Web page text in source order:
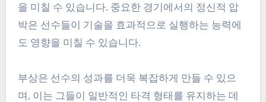
을 미칠 수 있습니다. 중요한 경기에서의 정신적 압
박은 선수들이 기술을 효과적으로 실행하는 능력에
도 영향을 미칠 수 있습니다.
부상은 선수의 성과를 더욱 복잡하게 만들 수 있으
며, 이는 그들이 일반적인 타격 형태를 유지하는 데